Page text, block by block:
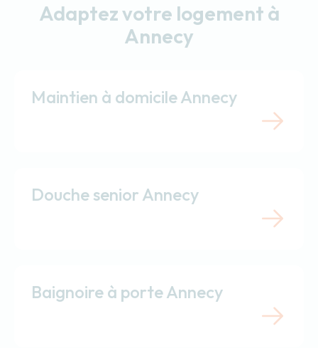
Adaptez votre logement à
Annecy
Maintien à domicile Annecy
Douche senior Annecy
Baignoire à porte Annecy